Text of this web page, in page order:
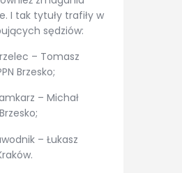
I tak tytuły trafiły w
sędziów:
– Tomasz
Brzesko;
– Michał
– Łukasz